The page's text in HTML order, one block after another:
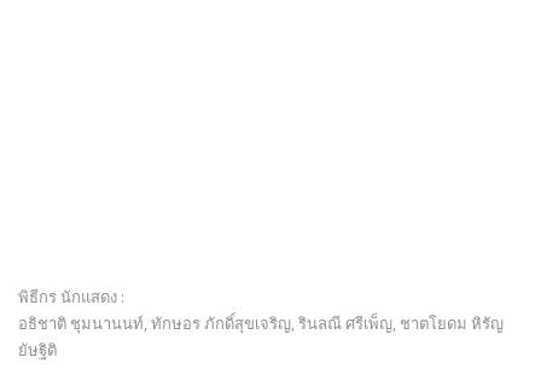
พิธีกร นักแสดง :
อธิชาติ ชุมนานนท์, ทักษอร ภักดิ์สุขเจริญ, รินลณี ศรีเพ็ญ, ชาตโยดม หิรัญ
ยัษฐิติ